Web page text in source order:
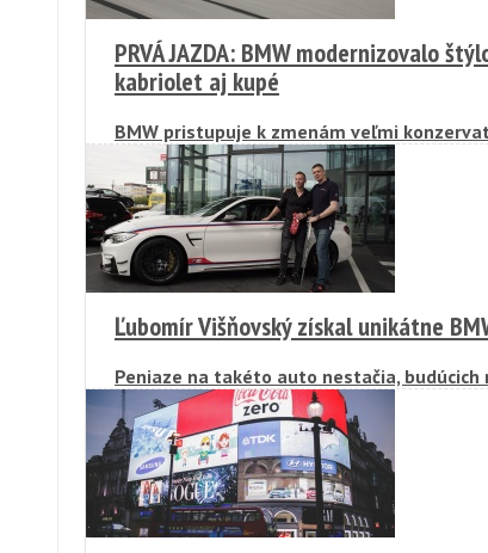
PRVÁ JAZDA: BMW modernizovalo
kabriolet aj kupé
BMW pristupuje k zmenám veľmi
modelov radu 4.
Ľubomír Višňovský získal unikátne
Peniaze na takéto auto nestačia,